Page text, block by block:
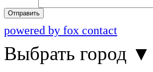
Отправить
powered by fox contact
Выбрать город ▼